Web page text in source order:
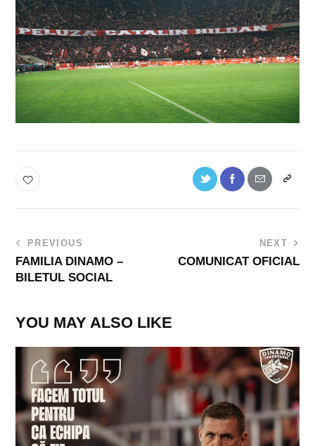
PREVIOUS
FAMILIA DINAMO –
BILETUL SOCIAL
NEXT
COMUNICAT OFICIAL
YOU MAY ALSO LIKE